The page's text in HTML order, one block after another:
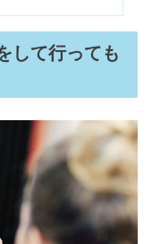
・持ちの平均はど
せる3つの方法
ュリフトとは？失
トまとめ
して行っても